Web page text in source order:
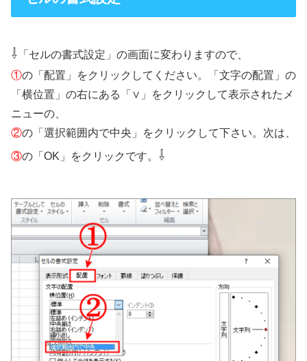
⇩ 「セルの書式設定」の画面に変わりますので、
①の「配置」をクリックしてください。「文字の配置」の
「横位置」の右にある「∨」をクリックして表示されたメ
ニューの、
②の「選択範囲内で中央」をクリックして下さい。次は、
③の「OK」をクリックです。 ⇩